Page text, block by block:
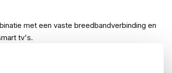
met een vaste breedbandverbinding en
tv's.